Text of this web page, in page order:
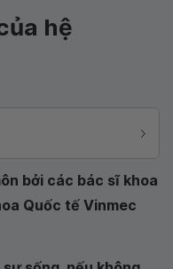
hệ
bởi các bác sĩ khoa
Quốc tế Vinmec